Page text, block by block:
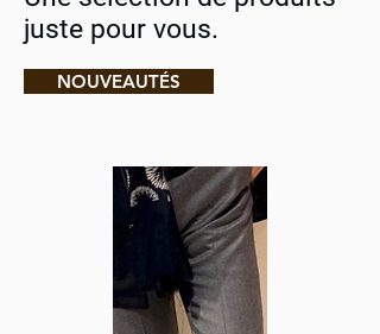
juste pour vous.
NOUVEAUTÉS